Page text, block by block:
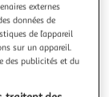
externes
données de
de l’appareil
sur un appareil.
des publicités et du